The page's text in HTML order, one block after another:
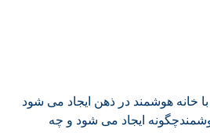
خانه هوشمند در ذهن ایجاد می شود
ایجاد می شود و چه